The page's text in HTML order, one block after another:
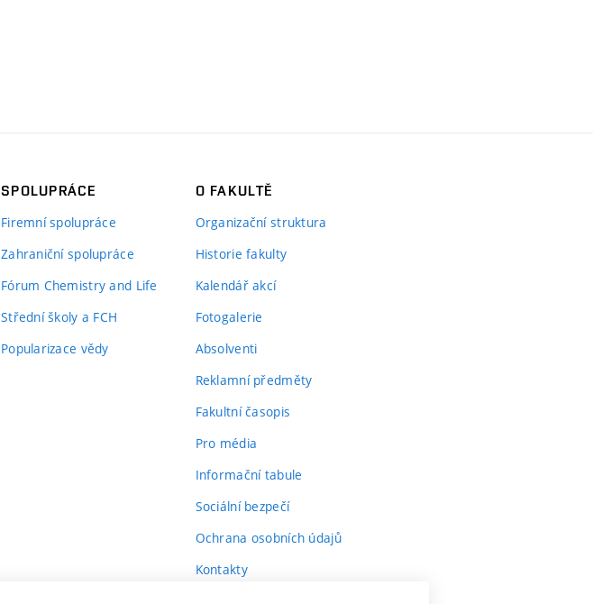
SPOLUPRÁCE
Firemní spolupráce
Zahraniční spolupráce
Fórum Chemistry and Life
Střední školy a FCH
Popularizace vědy
O FAKULTĚ
Organizační struktura
Historie fakulty
Kalendář akcí
Fotogalerie
Absolventi
Reklamní předměty
Fakultní časopis
Pro média
Informační tabule
Sociální bezpečí
Ochrana osobních údajů
Kontakty